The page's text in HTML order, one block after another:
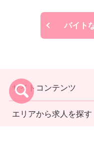
バイト
サイトコンテンツ
エリアから求人を探す